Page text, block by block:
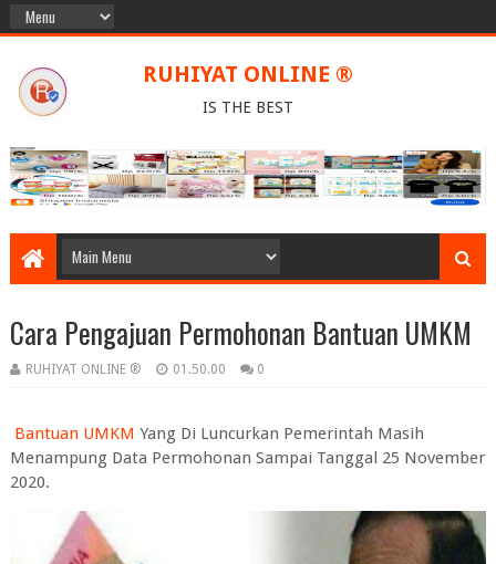
RUHIYAT ONLINE ®
IS THE BEST
Cara Pengajuan Permohonan Bantuan UMKM
RUHIYAT ONLINE ® 01.50.00 0
Bantuan UMKM Yang Di Luncurkan Pemerintah Masih
Menampung Data Permohonan Sampai Tanggal 25 November
2020.